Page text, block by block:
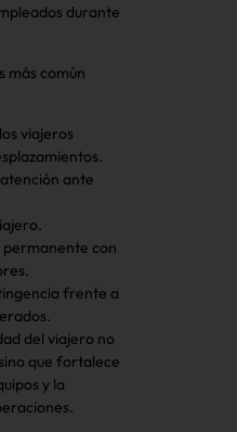
durante
más común
viajeros
ante
permanente con
frente a
del viajero no
que fortalece
y la